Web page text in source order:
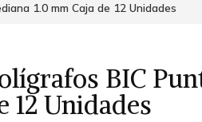
1.0 mm Caja de 12 Unidades
BIC
12 Unidades